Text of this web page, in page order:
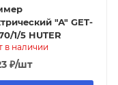
"А" GET-
1/5 HUTER
в наличии
₽/шт